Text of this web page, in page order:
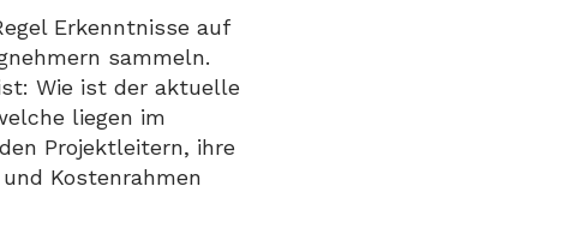
Erkenntnisse auf
sammeln.
Wie ist der aktuelle
liegen im
Projektleitern, ihre
Kostenrahmen